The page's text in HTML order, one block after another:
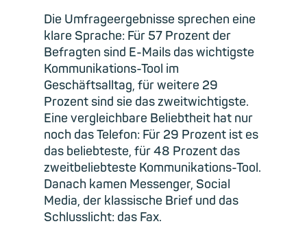
Die Umfrageergebnisse sprechen eine
klare Sprache: Für 57 Prozent der
Befragten sind E-Mails das wichtigste
Kommunikations-Tool im
Geschäftsalltag, für weitere 29
Prozent sind sie das zweitwichtigste.
Eine vergleichbare Beliebtheit hat nur
noch das Telefon: Für 29 Prozent ist es
das beliebteste, für 48 Prozent das
zweitbeliebteste Kommunikations-Tool.
Danach kamen Messenger, Social
Media, der klassische Brief und das
Schlusslicht: das Fax.